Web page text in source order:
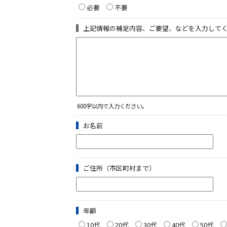
必要
不要
上記情報の補足内容、ご要望、などを入力してく
600字以内で入力ください。
お名前
ご住所（市区町村まで）
年齢
10代
20代 30代 40代 50代